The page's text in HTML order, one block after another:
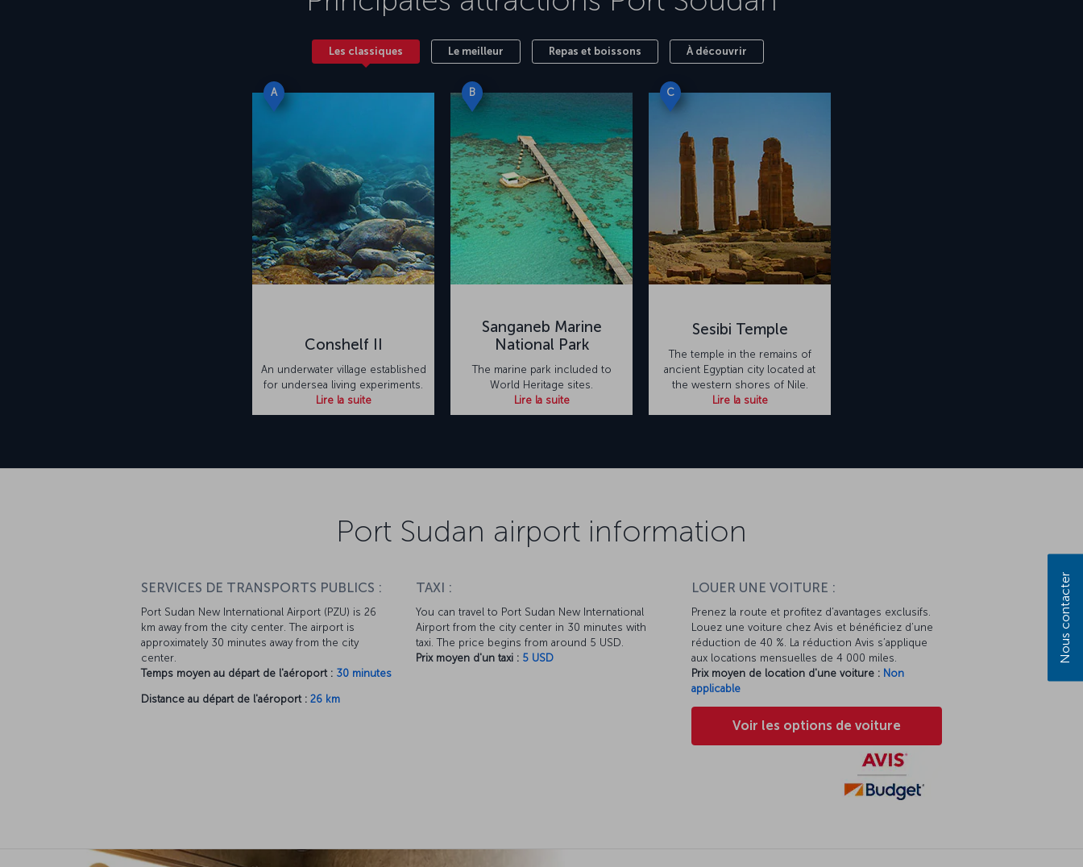
Les classiques Le meilleur Repas et boissons À découvrir
A
Conshelf II
An underwater village established
for undersea living experiments.
Lire la suite
B
Sanganeb Marine
National Park
The marine park included to
World Heritage sites.
Lire la suite
C
Sesibi Temple
The temple in the remains of
ancient Egyptian city located at
the western shores of Nile.
Lire la suite
Port Sudan airport information
SERVICES DE TRANSPORTS PUBLICS :
Port Sudan New International Airport (PZU) is 26
km away from the city center. The airport is
approximately 30 minutes away from the city
center.
Temps moyen au départ de l'aéroport : 30 minutes
Distance au départ de l'aéroport : 26 km
TAXI :
You can travel to Port Sudan New International
Airport from the city center in 30 minutes with
taxi. The price begins from around 5 USD.
Prix moyen d'un taxi : 5 USD
LOUER UNE VOITURE :
Prenez la route et profitez d’avantages exclusifs.
Louez une voiture chez Avis et bénéficiez d’une
réduction de 40 %. La réduction Avis s’applique
aux locations mensuelles de 4 000 miles.
Prix moyen de location d'une voiture : Non
applicable
Voir les options de voiture
Nous contacter